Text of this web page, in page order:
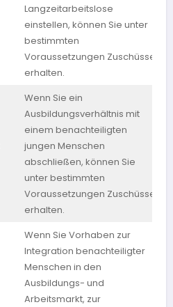
Langzeitarbeitslose
einstellen, können Sie unter
bestimmten
Voraussetzungen Zuschüsse
erhalten.
Wenn Sie ein
Ausbildungsverhältnis mit
einem benachteiligten
jungen Menschen
abschließen, können Sie
unter bestimmten
Voraussetzungen Zuschüsse
erhalten.
Wenn Sie Vorhaben zur
Integration benachteiligter
Menschen in den
Ausbildungs- und
Arbeitsmarkt, zur